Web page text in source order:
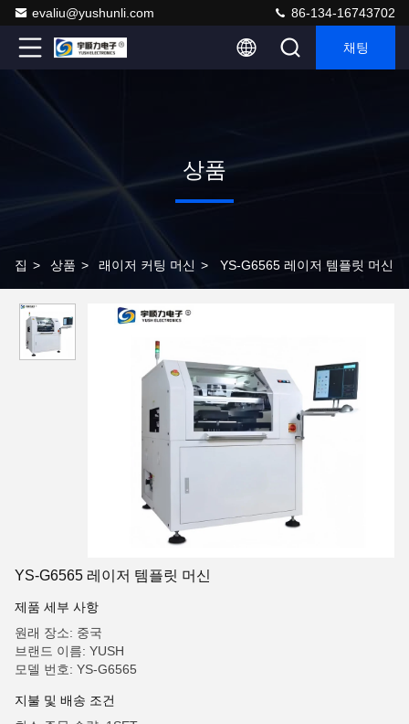
evaliu@yushunli.com 86-134-16743702
채팅
상품
집 > 상품 > 래이저 커팅 머신 > YS-G6565 레이저 템플릿 머신
YS-G6565 레이저 템플릿 머신
제품 세부 사항
원래 장소: 중국
브랜드 이름: YUSH
모델 번호: YS-G6565
지불 및 배송 조건